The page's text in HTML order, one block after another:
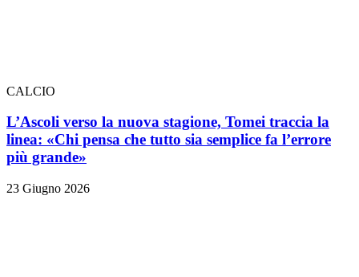
CALCIO
L’Ascoli verso la nuova stagione, Tomei traccia la
linea: «Chi pensa che tutto sia semplice fa l’errore
più grande»
23 Giugno 2026